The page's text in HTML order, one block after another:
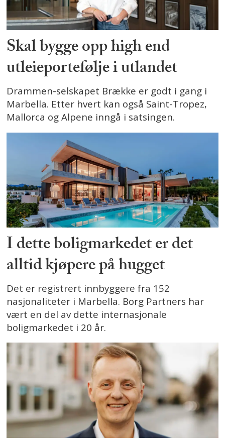
Skal bygge opp high end
utleieportefølje i utlandet
Drammen-selskapet Brække er godt i gang i
Marbella. Etter hvert kan også Saint-Tropez,
Mallorca og Alpene inngå i satsingen.
I dette boligmarkedet er det
alltid kjøpere på hugget
Det er registrert innbyggere fra 152
nasjonaliteter i Marbella. Borg Partners har
vært en del av dette internasjonale
boligmarkedet i 20 år.